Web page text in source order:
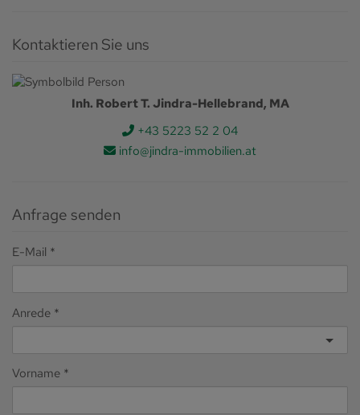
Kontaktieren Sie uns
Inh. Robert T. Jindra-Hellebrand, MA
+43 5223 52 2 04
info@jindra-immobilien.at
Anfrage senden
E-Mail
Anrede
Vorname